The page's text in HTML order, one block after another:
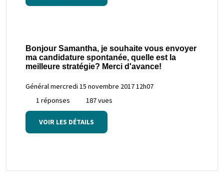
Bonjour Samantha, je souhaite vous envoyer
ma candidature spontanée, quelle est la
meilleure stratégie? Merci d'avance!
Général mercredi 15 novembre 2017 12h07
1 réponses
187 vues
VOIR LES DÉTAILS